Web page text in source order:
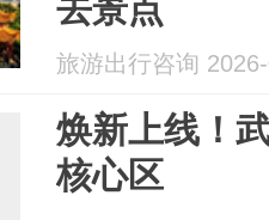
去景点
旅游出行咨询
焕新上线！
核心区